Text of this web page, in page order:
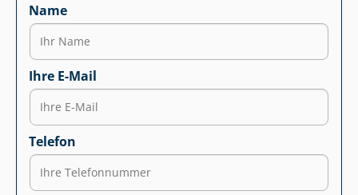
Name
Ihre E-Mail
Telefon